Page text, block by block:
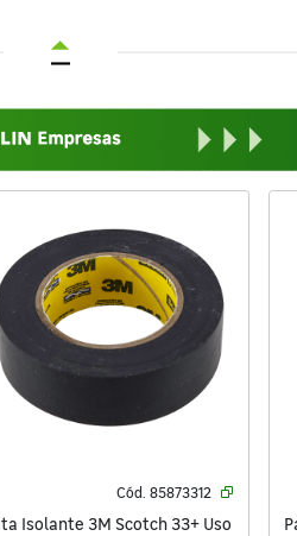
Cód. 85873312
Isolante 3M Scotch 33+ Uso